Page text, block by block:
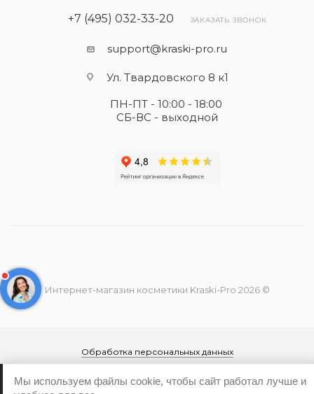
+7 (495) 032-33-20 ЗАКАЗАТЬ ЗВОНОК
support@kraski-pro.ru
Ул. Твардовского 8 к1
ПН-ПТ - 10:00 - 18:00
СБ-ВС - выходной
Интернет-магазин косметики Kraski-Pro 2026 ©
Обработка персональных данных
Мы используем файлы cookie, чтобы сайт работал лучше и